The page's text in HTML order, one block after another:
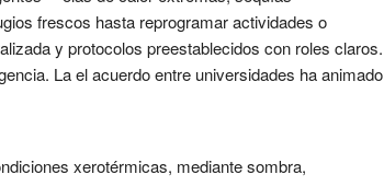
frescos hasta reprogramar actividades o
y protocolos preestablecidos con roles claros.
La el acuerdo entre universidades ha animado
xerotérmicas, mediante sombra,